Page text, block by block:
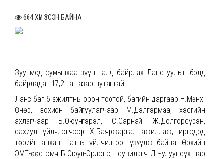
664 ХҮН ҮЗСЭН БАЙНА
Зуунмод сумынхаа зүүн талд байрлах Ланс уулын бэлд
байрладаг 17,2 га газар нутагтай.
Ланс баг 6 ажилтны орон тоотой, багийн даргаар Н.Мөнх-
Өнөр, зохион байгуулагчаар М.Дэлгэрмаа, хэсгийн
ахлагчаар Б.Оюунгэрэл, С.Сарнай Ж.Долгорсүрэн,
сахиул үйлчлэгчээр Х.Баяржаргал ажиллаж, иргэдэд
төрийн анхан шатны үйлчилгээг үзүүлж байна. Өрхийн
ЭМТ-өөс эмч Б.Оюун-Эрдэнэ, сувилагч Л.Чулуунсүх нар